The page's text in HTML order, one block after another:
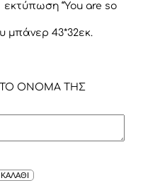
“You are so
μπάνερ 43*32εκ.
ΤΟ ΟΝΟΜΑ ΤΗΣ